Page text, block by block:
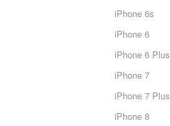
iPhone 6s
iPhone 6
iPhone 6 Plus
iPhone 7
iPhone 7 Plus
iPhone 8